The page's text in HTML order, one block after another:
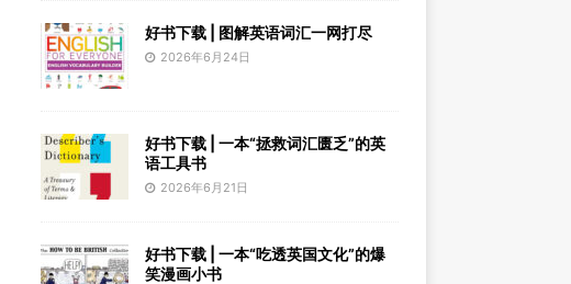
好书下载 | 图解英语词汇一网打尽
2026年6月24日
好书下载 | 一本“拯救词汇匮乏”的英
语工具书
2026年6月21日
好书下载 | 一本“吃透英国文化”的爆
笑漫画小书